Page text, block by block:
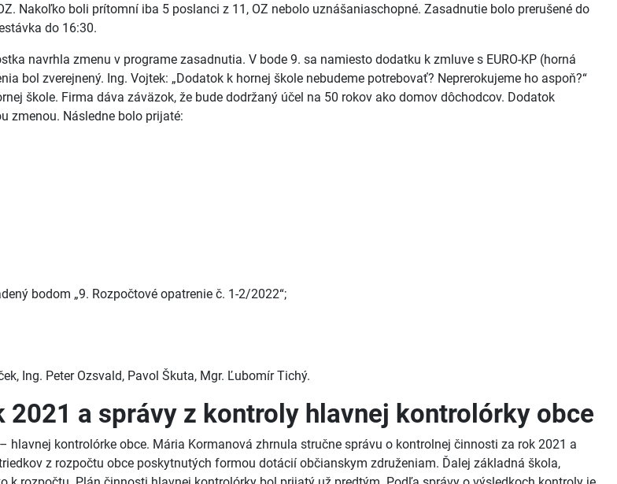
Nakoľko boli prítomní iba 5 poslanci z 11, OZ nebolo uznášaniaschopné. Zasadnutie bolo prerušené do
do 16:30.
navrhla zmenu v programe zasadnutia. V bode 9. sa namiesto dodatku k zmluve s EURO-KP (horná
bol zverejnený. Ing. Vojtek: „Dodatok k hornej škole nebudeme potrebovať? Neprerokujeme ho aspoň?“
škole. Firma dáva záväzok, že bude dodržaný účel na 50 rokov ako domov dôchodcov. Dodatok
zmenou. Následne bolo prijaté:
bodom „9. Rozpočtové opatrenie č. 1-2/2022“;
Ing. Peter Ozsvald, Pavol Škuta, Mgr. Ľubomír Tichý.
a správy z kontroly hlavnej kontrolórky obce
kontrolórke obce. Mária Kormanová zhrnula stručne správu o kontrolnej činnosti za rok 2021 a
z rozpočtu obce poskytnutých formou dotácií občianskym združeniam. Ďalej základná škola,